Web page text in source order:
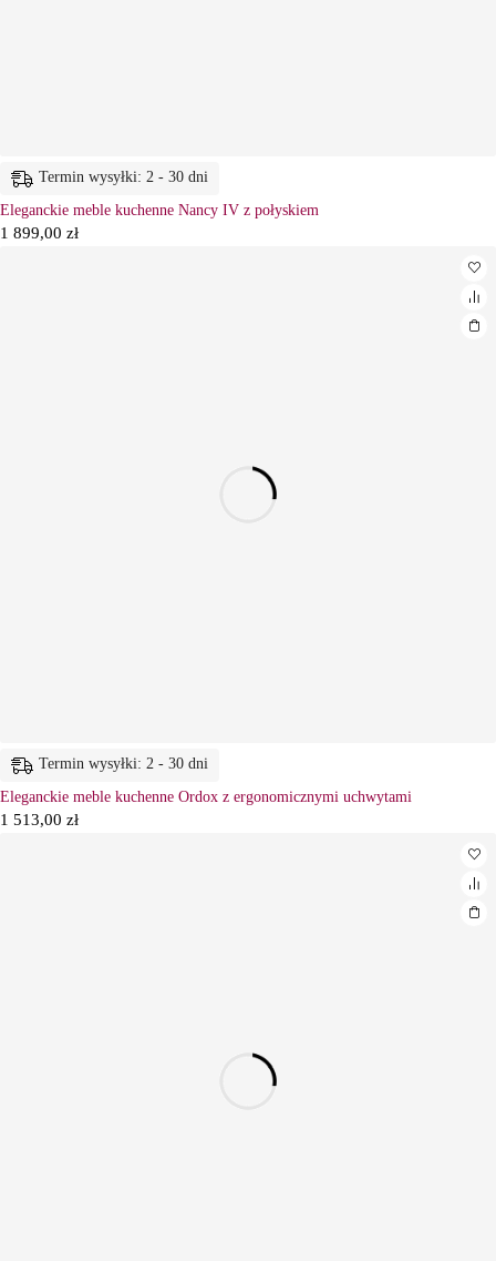
Termin wysyłki: 2 - 30 dni
Eleganckie meble kuchenne Nancy IV z połyskiem
1 899,00 zł
Termin wysyłki: 2 - 30 dni
Eleganckie meble kuchenne Ordox z ergonomicznymi uchwytami
1 513,00 zł